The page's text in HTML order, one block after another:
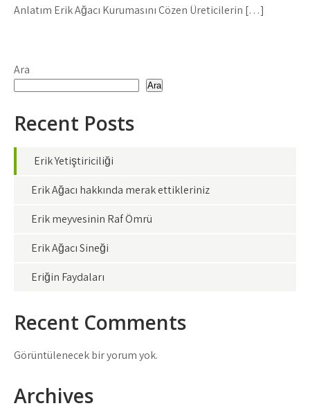
Anlatım Erik Ağacı Kurumasını Çözen Üreticilerin […]
Ara
Ara
Recent Posts
Erik Yetiştiriciliği
Erik Ağacı hakkında merak ettikleriniz
Erik meyvesinin Raf Ömrü
Erik Ağacı Sineği
Eriğin Faydaları
Recent Comments
Görüntülenecek bir yorum yok.
Archives